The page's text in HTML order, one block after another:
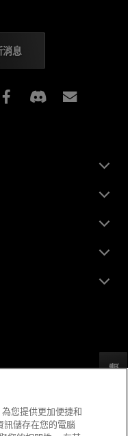
消息
Facebook
反馈
您提供更加便捷和
訊儲存在您的電腦